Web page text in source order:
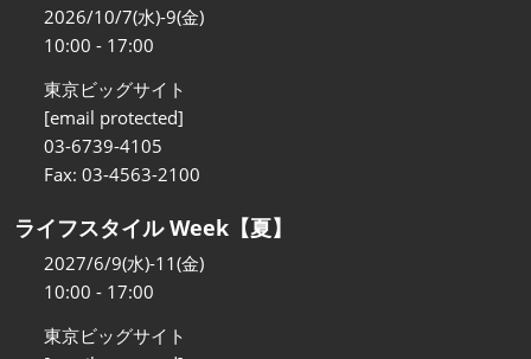
2026/10/7(水)-9(金)
10:00 - 17:00
東京ビッグサイト
[email protected]
03-6739-4105
Fax: 03-4563-2100
ライフスタイル Week【夏】
2027/6/9(水)-11(金)
10:00 - 17:00
東京ビッグサイト